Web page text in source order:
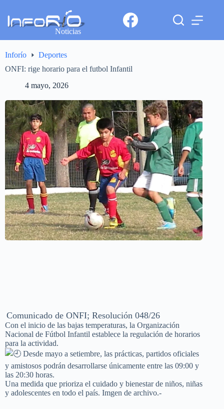
Noticias
Inforío
Deportes
ONFI: rige horario para el futbol Infantil
4 mayo, 2026
Comunicado de ONFI; Resolución 048/26
Con el inicio de las bajas temperaturas, la Organización
Nacional de Fútbol Infantil establece la regulación de horarios
para la actividad.
Desde mayo a setiembre, las prácticas, partidos oficiales
y amistosos podrán desarrollarse únicamente entre las 09:00 y
las 20:30 horas.
Una medida que prioriza el cuidado y bienestar de niños, niñas
y adolescentes en todo el país. Imgen de archivo.-